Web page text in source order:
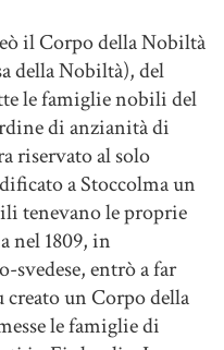
il Corpo della Nobiltà
della Nobiltà), del
le famiglie nobili del
di anzianità di
riservato al solo
a Stoccolma un
tenevano le proprie
nel 1809, in
svedese, entrò a far
creato un Corpo della
le famiglie di